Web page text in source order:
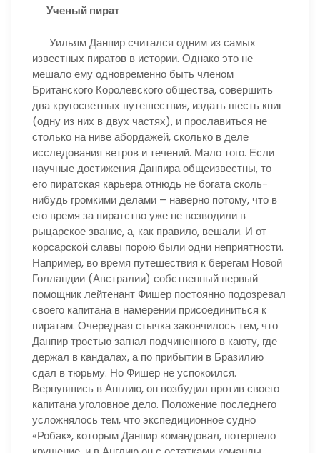
Ученый пират
Уильям Данпир считался одним из самых
известных пиратов в истории. Однако это не
мешало ему одновременно быть членом
Британского Королевского общества, совершить
два кругосветных путешествия, издать шесть книг
(одну из них в двух частях), и прославиться не
столько на ниве абордажей, сколько в деле
исследования ветров и течений. Мало того. Если
научные достижения Данпира общеизвестны, то
его пиратская карьера отнюдь не богата сколь-
нибудь громкими делами – наверно потому, что в
его время за пиратство уже не возводили в
рыцарское звание, а, как правило, вешали. И от
корсарской славы порою были одни неприятности.
Например, во время путешествия к берегам Новой
Голландии (Австралии) собственный первый
помощник лейтенант Фишер постоянно подозревал
своего капитана в намерении присоединиться к
пиратам. Очередная стычка закончилось тем, что
Данпир тростью загнал подчиненного в каюту, где
держал в кандалах, а по прибытии в Бразилию
сдал в тюрьму. Но Фишер не успокоился.
Вернувшись в Англию, он возбудил против своего
капитана уголовное дело. Положение последнего
усложнялось тем, что экспедиционное судно
«Робак», которым Данпир командовал, потерпело